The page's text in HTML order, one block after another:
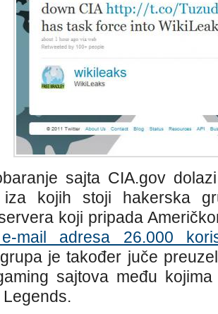
sajta CIA.gov
iza kojih stoji hakerska
koji pripada
mail adresa 26.000
je također juče
sajtova među